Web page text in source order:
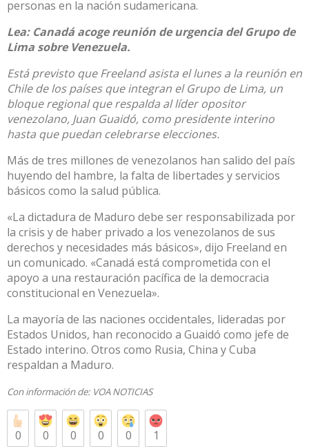
personas en la nación sudamericana.
Lea: Canadá acoge reunión de urgencia del Grupo de
Lima sobre Venezuela.
Está previsto que Freeland asista el lunes a la reunión en
Chile de los países que integran el Grupo de Lima, un
bloque regional que respalda al líder opositor
venezolano, Juan Guaidó, como presidente interino
hasta que puedan celebrarse elecciones.
Más de tres millones de venezolanos han salido del país
huyendo del hambre, la falta de libertades y servicios
básicos como la salud pública.
«La dictadura de Maduro debe ser responsabilizada por
la crisis y de haber privado a los venezolanos de sus
derechos y necesidades más básicos», dijo Freeland en
un comunicado. «Canadá está comprometida con el
apoyo a una restauración pacífica de la democracia
constitucional en Venezuela».
La mayoría de las naciones occidentales, lideradas por
Estados Unidos, han reconocido a Guaidó como jefe de
Estado interino. Otros como Rusia, China y Cuba
respaldan a Maduro.
Con información de: VOA NOTICIAS
0 0 0 0 0 1